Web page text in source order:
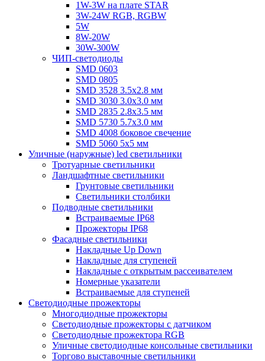
1W-3W на плате STAR
3W-24W RGB, RGBW
5W
8W-20W
30W-300W
ЧИП-светодиоды
SMD 0603
SMD 0805
SMD 3528 3.5х2.8 мм
SMD 3030 3.0x3.0 мм
SMD 2835 2.8x3.5 мм
SMD 5730 5.7х3.0 мм
SMD 4008 боковое свечение
SMD 5060 5x5 мм
Уличные (наружные) led светильники
Тротуарные светильники
Ландшафтные светильники
Грунтовые светильники
Светильники столбики
Подводные светильники
Встраиваемые IP68
Прожекторы IP68
Фасадные светильники
Накладные Up Down
Накладные для ступеней
Накладные с открытым рассеивателем
Номерные указатели
Встраиваемые для ступеней
Светодиодные прожекторы
Многодиодные прожекторы
Светодиодные прожекторы с датчиком
Светодиодные прожектора RGB
Уличные светодиодные консольные светильники
Торгово выставочные светильники